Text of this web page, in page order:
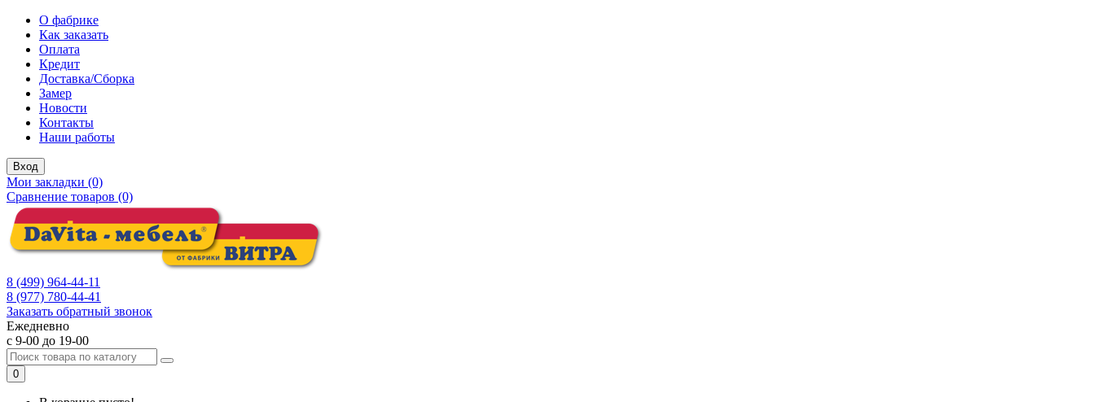
О фабрике
Как заказать
Оплата
Кредит
Доставка/Сборка
Замер
Новости
Контакты
Наши работы
Вход
Мои закладки (0)
Сравнение товаров (0)
8 (499) 964-44-11
8 (977) 780-44-41
Заказать обратный звонок
Ежедневно
с 9-00 до 19-00
0